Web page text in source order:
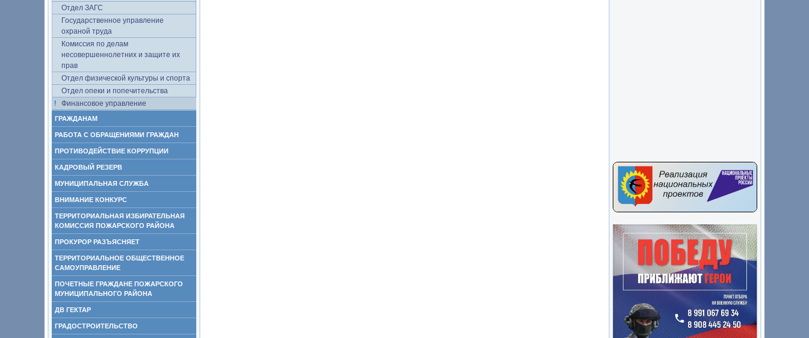
Отдел ЗАГС
Государственное управление
охраной труда
Комиссия по делам
несовершеннолетних и защите их
прав
Отдел физической культуры и спорта
Отдел опеки и попечительства
Финансовое управление
ГРАЖДАНАМ
РАБОТА С ОБРАЩЕНИЯМИ ГРАЖДАН
ПРОТИВОДЕЙСТВИЕ КОРРУПЦИИ
КАДРОВЫЙ РЕЗЕРВ
МУНИЦИПАЛЬНАЯ СЛУЖБА
ВНИМАНИЕ КОНКУРС
ТЕРРИТОРИАЛЬНАЯ ИЗБИРАТЕЛЬНАЯ
КОМИССИЯ ПОЖАРСКОГО РАЙОНА
ПРОКУРОР РАЗЪЯСНЯЕТ
ТЕРРИТОРИАЛЬНОЕ ОБЩЕСТВЕННОЕ
САМОУПРАВЛЕНИЕ
ПОЧЕТНЫЕ ГРАЖДАНЕ ПОЖАРСКОГО
МУНИЦИПАЛЬНОГО РАЙОНА
ДВ ГЕКТАР
ГРАДОСТРОИТЕЛЬСТВО